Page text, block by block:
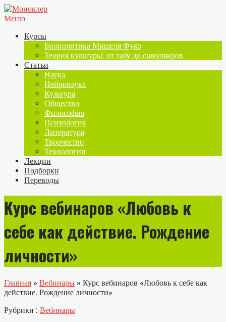
Меню
Курсы
Биополитика Мишеля Фуко
Теория культуры: от табу до симулякров
Статьи
Наука
Нейронаука
Культура
Общество
Философия
Психология
Литература
Творчество
Технологии
Лекции
Подборки
Переводы
Курс вебинаров «Любовь к
себе как действие. Рождение
личности»
Главная » Вебинары » Курс вебинаров «Любовь к себе как
действие. Рождение личности»
Рубрики : Вебинары